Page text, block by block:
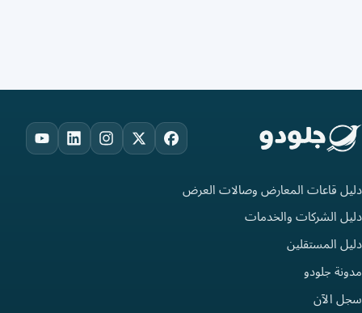
Facebook
X
Instagram
LinkedIn
دليل قاعات المعارض وصالات العرض
دليل الشركات والخدمات
دليل المستقلين
مدونة جلودو
سجل الآن